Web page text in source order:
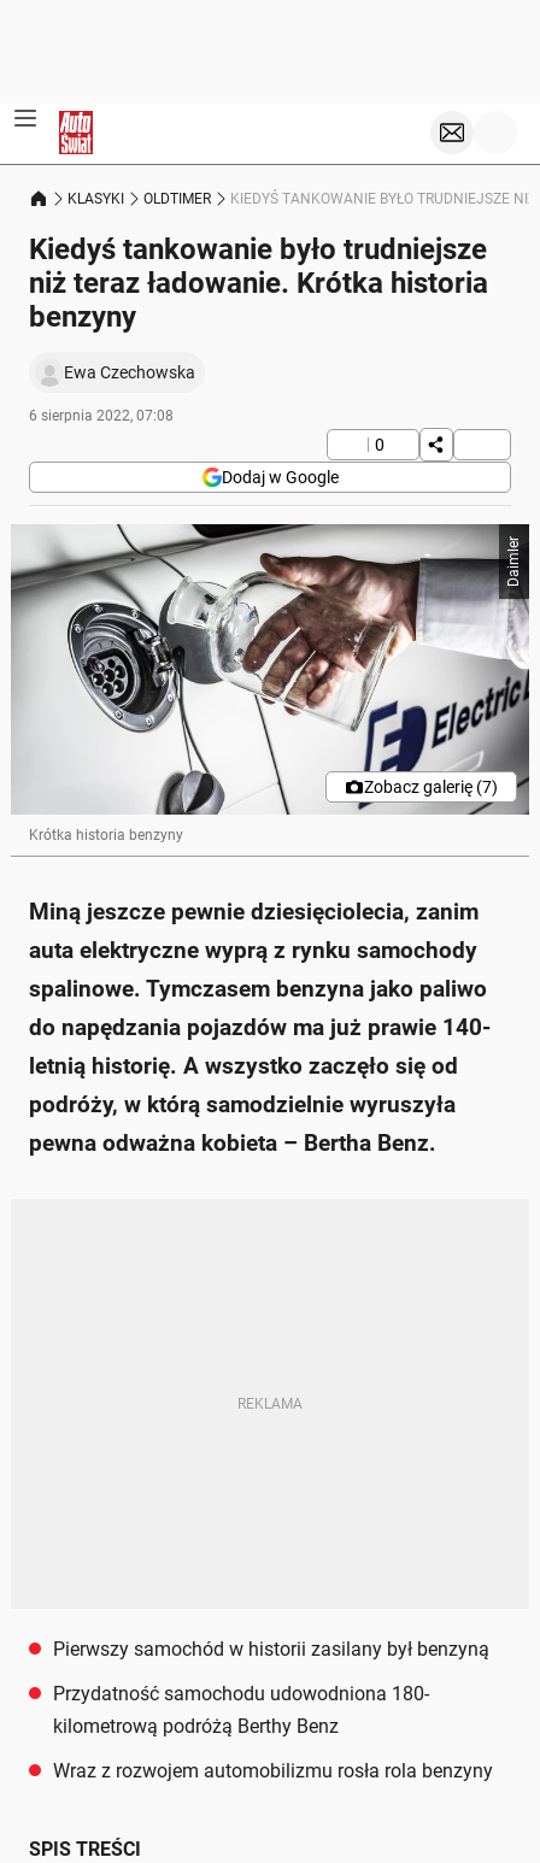
KLASYKI OLDTIMER KIEDYŚ TANKOWANIE BYŁO TRUDNIEJSZE
Kiedyś tankowanie było trudniejsze
niż teraz ładowanie. Krótka historia
benzyny
Ewa Czechowska
6 sierpnia 2022, 07:08
0
Dodaj w Google
Daimler
Zobacz galerię (7)
Krótka historia benzyny
Miną jeszcze pewnie dziesięciolecia, zanim
auta elektryczne wyprą z rynku samochody
spalinowe. Tymczasem benzyna jako paliwo
do napędzania pojazdów ma już prawie 140-
letnią historię. A wszystko zaczęło się od
podróży, w którą samodzielnie wyruszyła
pewna odważna kobieta – Bertha Benz.
Pierwszy samochód w historii zasilany był benzyną
Przydatność samochodu udowodniona 180-
kilometrową podróżą Berthy Benz
Wraz z rozwojem automobilizmu rosła rola benzyny
SPIS TREŚCI